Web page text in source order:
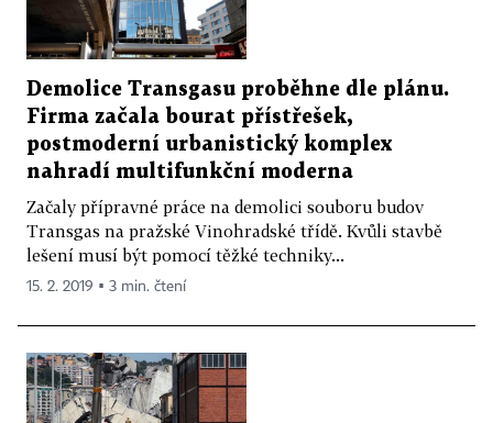
Demolice Transgasu proběhne dle plánu.
Firma začala bourat přístřešek,
postmoderní urbanistický komplex
nahradí multifunkční moderna
Začaly přípravné práce na demolici souboru budov
Transgas na pražské Vinohradské třídě. Kvůli stavbě
lešení musí být pomocí těžké techniky...
15. 2. 2019 ▪ 3 min. čtení